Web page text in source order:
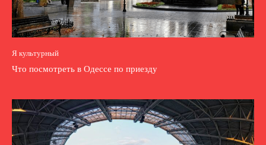
Я культурный
Что посмотреть в Одессе по приезду